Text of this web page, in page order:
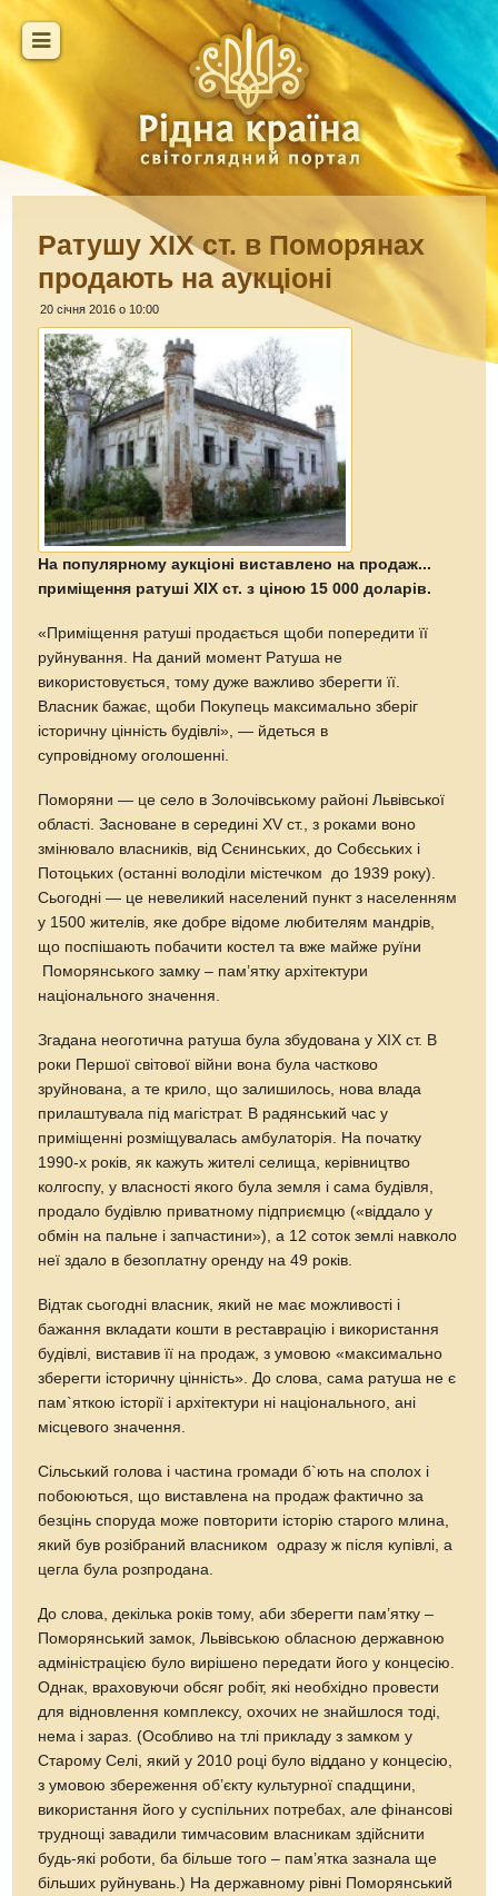
Ратушу XIX ст. в Поморянах
продають на аукціоні
20 січня 2016 о 10:00
На популярному аукціоні виставлено на продаж...
приміщення ратуші ХІХ ст. з ціною 15 000 доларів.
«Приміщення ратуші продається щоби попередити її
руйнування. На даний момент Ратуша не
використовується, тому дуже важливо зберегти її.
Власник бажає, щоби Покупець максимально зберіг
історичну цінність будівлі», — йдеться в
супровідному оголошенні.
Поморяни — це село в Золочівському районі Львівської
області. Засноване в середині XV ст., з роками воно
змінювало власників, від Сєнинських, до Собєських і
Потоцьких (останні володіли містечком до 1939 року).
Сьогодні — це невеликий населений пункт з населенням
у 1500 жителів, яке добре відоме любителям мандрів,
що поспішають побачити костел та вже майже руїни
Поморянського замку – пам’ятку архітектури
національного значення.
Згадана неоготична ратуша була збудована у ХІХ ст. В
роки Першої світової війни вона була частково
зруйнована, а те крило, що залишилось, нова влада
прилаштувала під магістрат. В радянський час у
приміщенні розміщувалась амбулаторія. На початку
1990-х років, як кажуть жителі селища, керівництво
колгоспу, у власності якого була земля і сама будівля,
продало будівлю приватному підприємцю («віддало у
обмін на пальне і запчастини»), а 12 соток землі навколо
неї здало в безоплатну оренду на 49 років.
Відтак сьогодні власник, який не має можливості і
бажання вкладати кошти в реставрацію і використання
будівлі, виставив її на продаж, з умовою «максимально
зберегти історичну цінність». До слова, сама ратуша не є
пам`яткою історії і архітектури ні національного, ані
місцевого значення.
Сільський голова і частина громади б`ють на сполох і
побоюються, що виставлена на продаж фактично за
безцінь споруда може повторити історію старого млина,
який був розібраний власником одразу ж після купівлі, а
цегла була розпродана.
До слова, декілька років тому, аби зберегти пам’ятку –
Поморянський замок, Львівською обласною державною
адміністрацією було вирішено передати його у концесію.
Однак, враховуючи обсяг робіт, які необхідно провести
для відновлення комплексу, охочих не знайшлося тоді,
нема і зараз. (Особливо на тлі прикладу з замком у
Старому Селі, який у 2010 році було віддано у концесію,
з умовою збереження об’єкту культурної спадщини,
використання його у суспільних потребах, але фінансові
труднощі завадили тимчасовим власникам здійснити
будь-які роботи, ба більше того – пам’ятка зазнала ще
більших руйнувань.) На державному рівні Поморянський